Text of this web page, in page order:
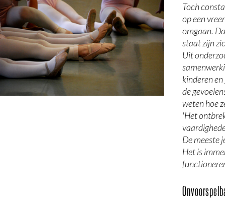
Toch
op een
omgaan.
staat zijn
Uit
kinderen
de
weten hoe
'Het
De meeste
Het is